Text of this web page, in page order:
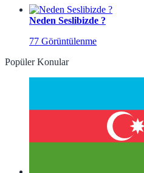
Neden Seslibizde ?
77 Görüntülenme
Popüler Konular